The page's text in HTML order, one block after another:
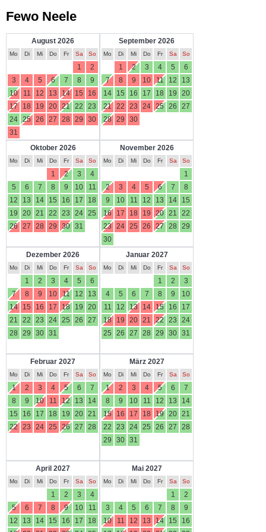
Fewo Neele
August 2026
Mo Di Mi Do Fr Sa So
1
2
3
4 5 6 7 8
9
10
11 12 13 14 15
16
17
18 19 20 21 22
23
24 25 26 27 28 29
30
31
September 2026
Mo Di Mi Do Fr Sa So
1 2 3 4 5
6
7
8 9 10 11 12
13
14
15 16 17 18 19
20
21
22 23 24 25 26
27
28 29 30
Oktober 2026
Mo Di Mi Do Fr Sa So
1 2 3
4
5
6 7 8 9 10
11
12
13 14 15 16 17
18
19
20 21 22 23 24 25
26
27 28 29 30 31
November 2026
Mo Di Mi Do Fr Sa So
1
2
3 4 5 6 7
8
9
10 11 12 13 14
15
16
17 18 19 20 21
22
23
24 25 26 27 28
29
30
Dezember 2026
Mo Di Mi Do Fr Sa So
1 2 3 4 5
6
7
8 9 10 11 12
13
14
15 16 17 18 19
20
21
22 23 24 25 26
27
28
29 30 31
Januar 2027
Mo Di Mi Do Fr Sa So
1 2
3
4
5 6 7 8 9
10
11
12 13 14 15 16
17
18
19 20 21 22 23
24
25
26 27 28 29 30 31
Februar 2027
Mo Di Mi Do Fr Sa So
1 2 3 4 5 6
7
8
9 10 11 12 13
14
15
16 17 18 19 20 21
22
23 24 25 26 27 28
März 2027
Mo Di Mi Do Fr Sa So
1 2 3 4 5 6
7
8
9 10 11 12 13
14
15
16 17 18 19 20 21
22
23 24 25 26 27
28
29
30 31
April 2027
Mo Di Mi Do Fr Sa So
1 2 3
4
5
6 7 8 9 10
11
12
13 14 15 16 17
18
Mai 2027
Mo Di Mi Do Fr Sa So
1
2
3
4 5 6 7 8
9
10
11 12 13 14 15
16